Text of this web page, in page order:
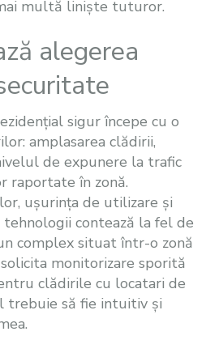
multă liniște tuturor.
alegerea
sigur începe cu o
amplasarea clădirii,
de expunere la trafic
raportate în zonă.
ușurința de utilizare și
contează la fel de
complex situat într-o zonă
monitorizare sporită
clădirile cu locatari de
trebuie să fie intuitiv și